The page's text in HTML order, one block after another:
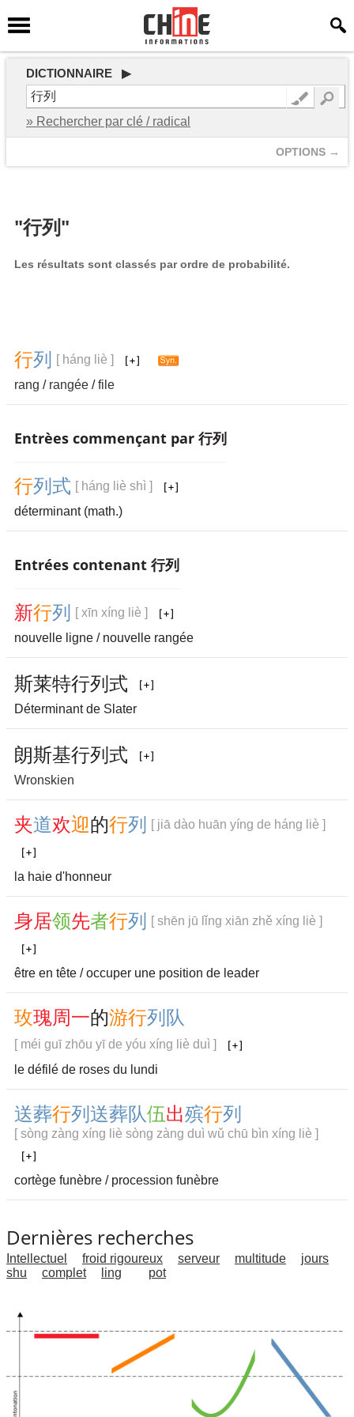
DICTIONNAIRE ▶
» Rechercher par clé / radical
OPTIONS →
"行列"
Les résultats sont classés par ordre de probabilité.
行列
[ háng liè ]
rang / rangée /file
Entrèes commençant par 行列
行列 式 [ háng liè shì ]
déterminant (math.)
Entrées contenant 行列
新行列
[ xīn xíng liè ]
nouvelle ligne / nouvelle rangée
斯莱特行列 式
Déterminant de Slater
朗斯基行列 式
Wronskien
夹道欢迎的行列 [ jiā dào huān yíng de háng liè ]
la haie d'honneur
身居领先者行列 [ shēn jū lǐng xiān zhě xíng liè ]
être en tête / occuper une position de leader
玫瑰周一的游行列 队
[ méi guī zhōu yī de yóu xíng liè duì ]
le défilé de roses du lundi
送葬行列 送葬队伍出殡行列
[ sòng zàng xíng liè sòng zàng duì wǔ chū bìn xíng liè ]
cortège funèbre / procession funèbre
Dernières recherches
Intellectuel froid rigoureux serveur multitude
jours
shu
complet ling pot